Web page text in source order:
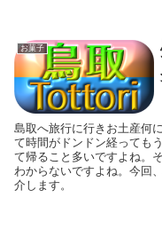
お菓子
島取へ旅行に行きお土産何
て時間がドンドン経っても
て帰ること多いですよね。
わからないですよね。今回
介します。